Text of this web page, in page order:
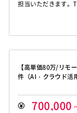
担当いただきます
【高単価80万/リモ
件（AI・クラウド活
700,000